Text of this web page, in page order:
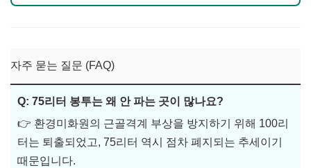
자주 묻는 질문 (FAQ)
Q: 75리터 봉투는 왜 안 파는 곳이 많나요?
👉 환경미화원의 근골격계 부상을 방지하기 위해 100리
터는 퇴출되었고, 75리터 역시 점차 폐지되는 추세이기
때문입니다.